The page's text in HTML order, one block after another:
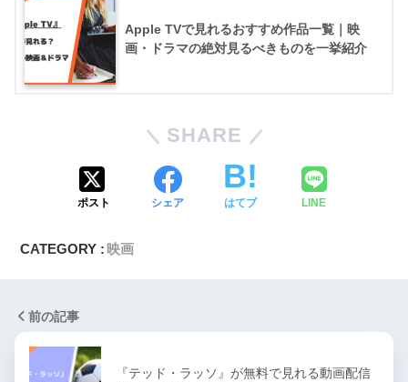
Apple TVで見れるおすすめ作品一覧｜映
画・ドラマの絶対見るべきものを一挙紹介
SHARE
ポスト シェア はてブ LINE
CATEGORY : 映画
前の記事
『テッド・ラッソ』が無料で見れる動画配信